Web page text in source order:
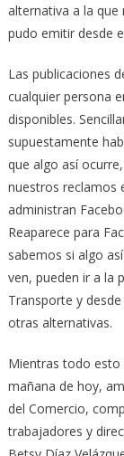
alternativa a la
pudo emitir desde
Las publicaciones
cualquier persona
disponibles.
supuestamente
que algo así
nuestros reclamos
administran
Reaparece para
sabemos si algo
ven, pueden ir a la
Transporte y
otras alternativas.
Mientras todo esto
mañana de hoy,
del Comercio,
trabajadores y